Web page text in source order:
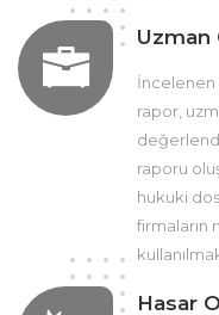
Uzman
İncelenen
rapor,
raporu
hukuki
firmaların
Hasar